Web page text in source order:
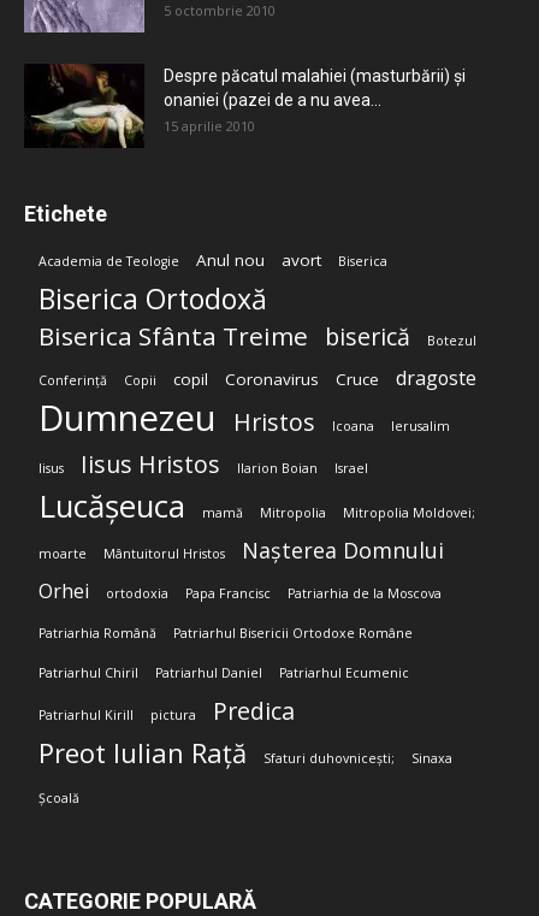
5 octombrie 2010
Despre păcatul malahiei (masturbării) şi
onaniei (pazei de a nu avea...
15 aprilie 2010
Etichete
Academia de Teologie Anul nou avort Biserica
Biserica Ortodoxă
Biserica Sfânta Treime biserică Botezul
Conferință Copii copil Coronavirus Cruce dragoste
Dumnezeu Hristos Icoana Ierusalim
Iisus Iisus Hristos Ilarion Boian Israel
Lucășeuca mamă Mitropolia Mitropolia Moldovei;
moarte Mântuitorul Hristos Nașterea Domnului
Orhei ortodoxia Papa Francisc Patriarhia de la Moscova
Patriarhia Română Patriarhul Bisericii Ortodoxe Române
Patriarhul Chiril Patriarhul Daniel Patriarhul Ecumenic
Patriarhul Kirill pictura Predica
Preot Iulian Rață Sfaturi duhovnicești; Sinaxa
Școală
CATEGORIE POPULARĂ